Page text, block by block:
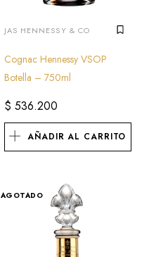
JAS HENNESSY & CO
Cognac Hennessy VSOP
Botella – 750ml
$ 536.200
AÑADIR AL CARRITO
AGOTADO